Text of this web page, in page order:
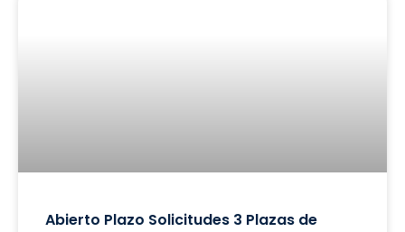
Abierto Plazo Solicitudes 3 Plazas de